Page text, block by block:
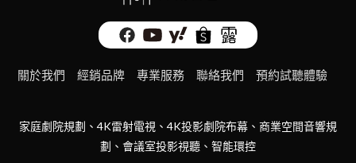
型前級，三型後級，三型DAC，二型CD唱盤，還有一型耳
如今Hegel是在Hi-Fi市場上最好的知名品牌之一，生產集
資組合已有六個原有的技術解決方案。該公司在32個國家已
關於我們 經銷品牌 專業服務 聯絡我們 預約試聽體驗
家庭劇院規劃、4K雷射電視、4K投影劇院布幕、商業空間音響規
劃、會議室投影視聽、智能環控